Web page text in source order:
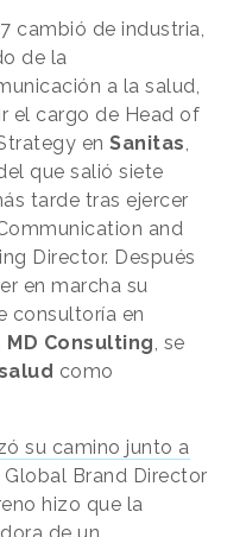
cambió de industria,
de la
a la salud,
el cargo de Head of
enSanitas,
que salió siete
tarde tras ejercer
and
Director. Después
en marcha su
consultoría en
MD Consulting, se
como
su camino junto a
Brand Director
hizo que la